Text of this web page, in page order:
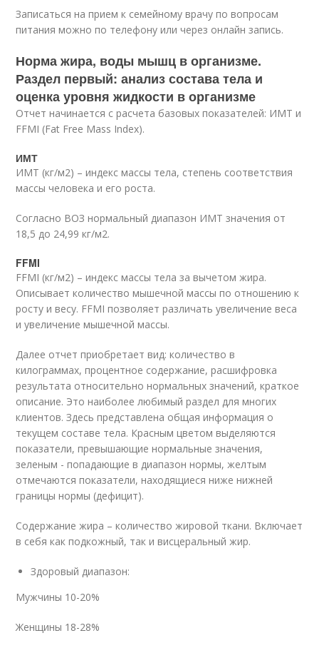
Записаться на прием к семейному врачу по вопросам
питания можно по телефону или через онлайн запись.
Норма жира, воды мышц в организме.
Раздел первый: анализ состава тела и
оценка уровня жидкости в организме
Отчет начинается с расчета базовых показателей: ИМТ и
FFMI (Fat Free Mass Index).
ИМТ
ИМТ (кг/м2) – индекс массы тела, степень соответствия
массы человека и его роста.
Согласно ВОЗ нормальный диапазон ИМТ значения от
18,5 до 24,99 кг/м2.
FFMI
FFMI (кг/м2) – индекс массы тела за вычетом жира.
Описывает количество мышечной массы по отношению к
росту и весу. FFMI позволяет различать увеличение веса
и увеличение мышечной массы.
Далее отчет приобретает вид: количество в
килограммах, процентное содержание, расшифровка
результата относительно нормальных значений, краткое
описание. Это наиболее любимый раздел для многих
клиентов. Здесь представлена общая информация о
текущем составе тела. Красным цветом выделяются
показатели, превышающие нормальные значения,
зеленым - попадающие в диапазон нормы, желтым
отмечаются показатели, находящиеся ниже нижней
границы нормы (дефицит).
Содержание жира – количество жировой ткани. Включает
в себя как подкожный, так и висцеральный жир.
Здоровый диапазон:
Мужчины 10-20%
Женщины 18-28%